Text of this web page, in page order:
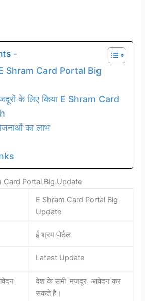
-
Shram Card Portal Big
के लिए किया E Shram Card
का लाभ
Card Portal Big Update
E Shram Card Portal Big
Update
ई श्रम पोर्टल
Latest Update
देश के सभी मजदूर आवेदन कर
सकते है।